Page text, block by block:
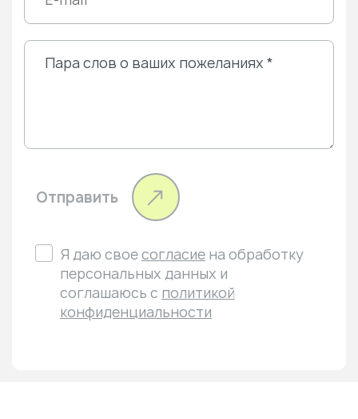
Отправить
Я даю своесогласие на обработку
персональных данных и
соглашаюсь с политикой
конфиденциальности